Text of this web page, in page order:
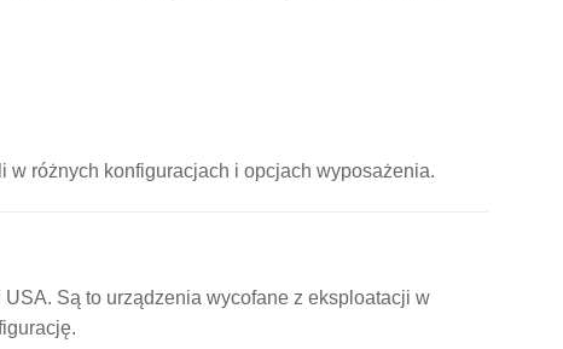
w różnych konfiguracjach i opcjach wyposażenia.
Są to urządzenia wycofane z eksploatacji w